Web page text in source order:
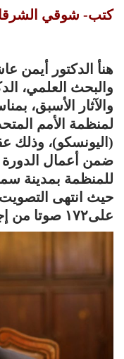
كتب- شوقي
هنأ الدكتور أيمن
والبحث العلمي،
والآثار الأسبق،
لمنظمة الأمم
(اليونسكو)، وذلك
ضمن أعمال الدورة
للمنظمة بمدينة
حيث انتهى
على١٧٢ صوتا من إجمالي ١٧٥ صوتا.